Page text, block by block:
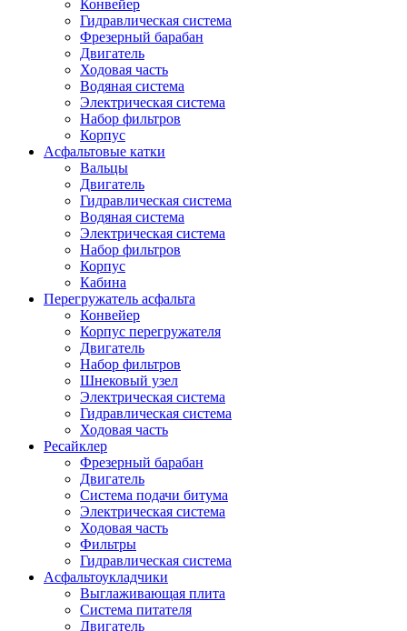
Конвейер
Гидравлическая система
Фрезерный барабан
Двигатель
Ходовая часть
Водяная система
Электрическая система
Набор фильтров
Корпус
Асфальтовые катки
Вальцы
Двигатель
Гидравлическая система
Водяная система
Электрическая система
Набор фильтров
Корпус
Кабина
Перегружатель асфальта
Конвейер
Корпус перегружателя
Двигатель
Набор фильтров
Шнековый узел
Электрическая система
Гидравлическая система
Ходовая часть
Ресайклер
Фрезерный барабан
Двигатель
Система подачи битума
Электрическая система
Ходовая часть
Фильтры
Гидравлическая система
Асфальтоукладчики
Выглаживающая плита
Система питателя
Двигатель